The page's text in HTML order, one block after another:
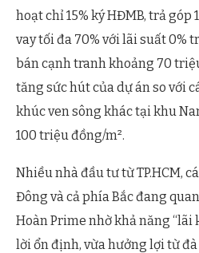
hoạt chỉ 15% ký HĐMB, trả góp
vay tối đa 70% với lãi suất 0%
bán cạnh tranh khoảng 70
tăng sức hút của dự án so với
khúc ven sông khác tại khu
100 triệu đồng/m².
Nhiều nhà đầu tư từ TP.HCM,
Đông và cả phía Bắc đang
Hoàn Prime nhờ khả năng “lãi
lời ổn định, vừa hưởng lợi từ